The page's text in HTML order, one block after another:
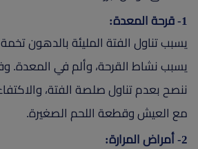
1- قرحة المعدة:
يسبب تناول الفتة المليئة بالدهون
يسبب نشاط القرحة، وألم في المعدة.
ننصح بعدم تناول صلصة الفتة، والاكتفاء
مع العيش وقطعة اللحم الصغيرة.
2- أمراض المرارة: